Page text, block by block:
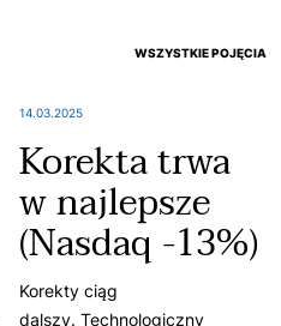
WSZYSTKIE POJĘCIA
14.03.2025
Korekta trwa
w najlepsze
(Nasdaq -13%)
Korekty ciąg
dalszy. Technologiczny